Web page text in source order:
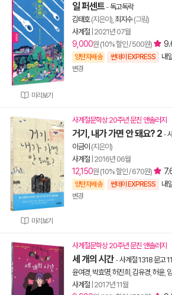
미리보기
일 퍼센트 -독고독락
김태호(지은이), 최지수(그림)
사계절 2021년 07월
9,000원 (10% 할인 / 500원)
양탄자배송 썬데이 EXPRESS 내
변경
미리보기
사계절문학상 20주년 문진 앤솔러지
거기, 내가 가면 안 돼요? 2 -
이금이 (지은이)
사계절 2016년 06월
12,150원 (10% 할인 / 670원)
양탄자배송 썬데이 EXPRESS 내
변경
사계절문학상 20주년 문진 앤솔러지
세 개의 시간 -사계절 1318 문고
윤여경 박효명, 허진희 김유경 허윤,
사계절 2017년 11월